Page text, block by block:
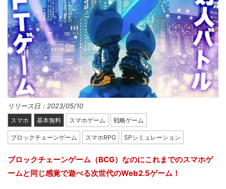
リリース日：2023/05/10
スマホ 基本無料 スマホゲーム 戦略ゲーム
ブロックチェーンゲーム スマホRPG SPシミュレーション
ブロックチェーンゲーム（BCG）なのにこれまでのスマホゲ
ームと同じ感覚で遊べる次世代のWeb2.5ゲーム！